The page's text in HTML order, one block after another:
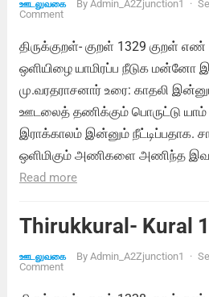
ஊடலுவகை By Admin_A2Zjunction1 ·
Comment
திருக்குறள்- குறள் 1329 குறள்
ஒளியிழை யாமிரப்ப நீடுக மன்னோ
மு.வரதராசனார் உரை: காதலி
ஊடலைத் தணிக்கும் பொருட்டு யாம்
இராக்காலம் இன்னும் நீட்டிப்பதாக.
ஒளிமிகும் அணிகளை அணிந்த
Read more
Thirukkural- Kural
ஊடலுவகை By Admin_A2Zjunction1 ·
Comment